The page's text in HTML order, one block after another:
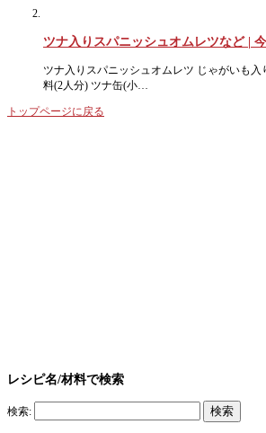
ツナ入りスパニッシュオムレツなど |
ツナ入りスパニッシュオムレツ じゃがいも
料(2人分) ツナ缶(小…
トップページに戻る
レシピ名/材料で検索
検索: